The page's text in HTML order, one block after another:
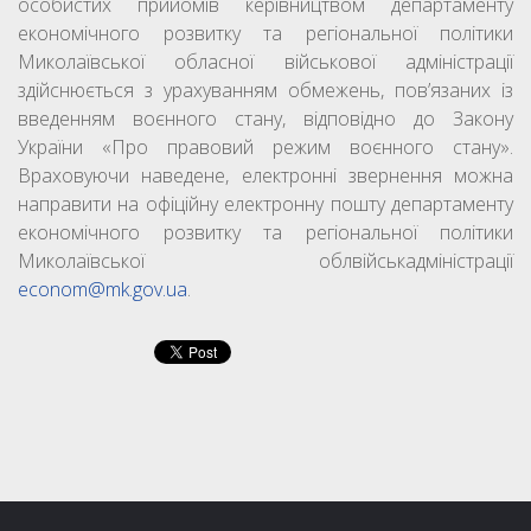
економічного розвитку та регіональної політики
Миколаївської обласної військової адміністрації
здійснюється з урахуванням обмежень, пов’язаних із
введенням воєнного стану, відповідно до Закону
України «Про правовий режим воєнного стану».
Враховуючи наведене, електронні звернення можна
направити на офіційну електронну пошту департаменту
економічного розвитку та регіональної політики
Миколаївської облвійськадміністрації
econom@mk.gov.ua.